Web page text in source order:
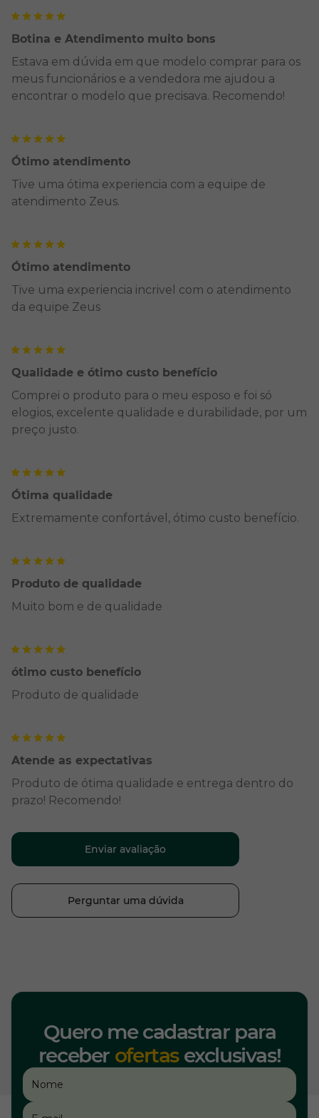
Botina e Atendimento muito bons
Estava em dúvida em que modelo comprar para os
meus funcionários e a vendedora me ajudou a
encontrar o modelo que precisava. Recomendo!
Ótimo atendimento
Tive uma ótima experiencia com a equipe de
atendimento Zeus.
Ótimo atendimento
Tive uma experiencia incrivel com o atendimento
da equipe Zeus
Qualidade e ótimo custo benefício
Comprei o produto para o meu esposo e foi só
elogios, excelente qualidade e durabilidade, por um
preço justo.
Ótima qualidade
Extremamente confortável, ótimo custo benefício.
Produto de qualidade
Muito bom e de qualidade
ótimo custo benefício
Produto de qualidade
Atende as expectativas
Produto de ótima qualidade e entrega dentro do
prazo! Recomendo!
Enviar avaliação
Perguntar uma dúvida
Quero me cadastrar para
receber ofertasexclusivas!